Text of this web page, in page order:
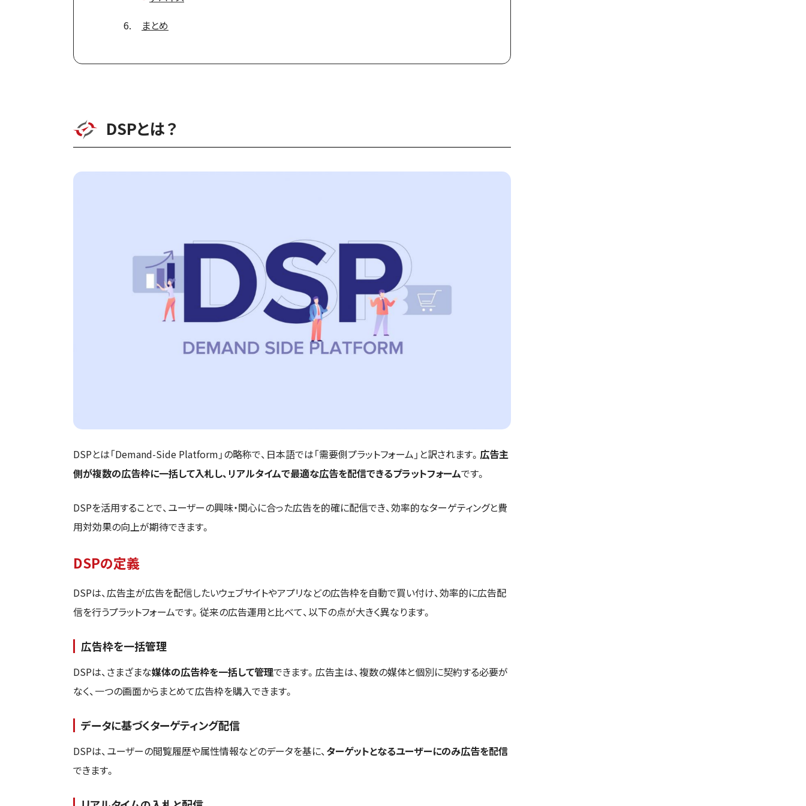
まとめ
DSPとは？
DSPとは「Demand-Side Platform」の略称で、日本語では「需要側プラットフォーム」と訳されます。 広告主
側が複数の広告枠に一括して入札し、リアルタイムで最適な広告を配信できるプラットフォームです。
DSPを活用することで、ユーザーの興味・関心に合った広告を的確に配信でき、効率的なターゲティングと費
用対効果の向上が期待できます。
DSPの定義
DSPは、広告主が広告を配信したいウェブサイトやアプリなどの広告枠を自動で買い付け、効率的に広告配
信を行うプラットフォームです。従来の広告運用と比べて、以下の点が大きく異なります。
広告枠を一括管理
DSPは、さまざまな媒体の広告枠を一括して管理できます。広告主は、複数の媒体と個別に契約する必要が
なく、一つの画面からまとめて広告枠を購入できます。
データに基づくターゲティング配信
DSPは、ユーザーの閲覧履歴や属性情報などのデータを基に、ターゲットとなるユーザーにのみ広告を配信
できます。